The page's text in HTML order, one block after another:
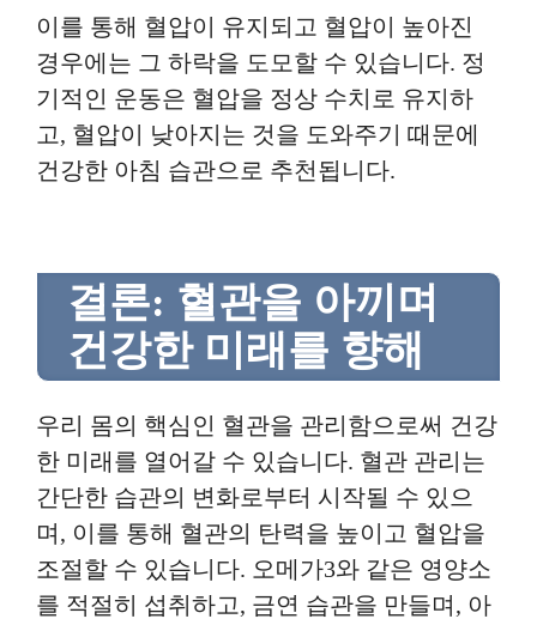
이를 통해 혈압이 유지되고 혈압이 높아진
경우에는 그 하락을 도모할 수 있습니다. 정
기적인 운동은 혈압을 정상 수치로 유지하
고, 혈압이 낮아지는 것을 도와주기 때문에
건강한 아침 습관으로 추천됩니다.
결론: 혈관을 아끼며
건강한 미래를 향해
우리 몸의 핵심인 혈관을 관리함으로써 건강
한 미래를 열어갈 수 있습니다. 혈관 관리는
간단한 습관의 변화로부터 시작될 수 있으
며, 이를 통해 혈관의 탄력을 높이고 혈압을
조절할 수 있습니다. 오메가3와 같은 영양소
를 적절히 섭취하고, 금연 습관을 만들며, 아